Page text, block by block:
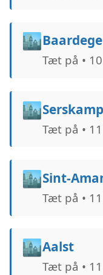
🏙️
Tæt på •
🏙️Serskamp
Tæt på •
🏙️Sint-
Tæt på •
🏙️Aalst
Tæt på •